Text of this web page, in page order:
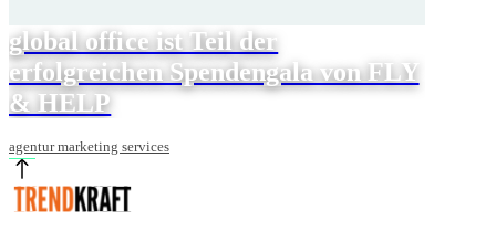
global office ist Teil der
erfolgreichen Spendengala von FLY
& HELP
agentur marketing services